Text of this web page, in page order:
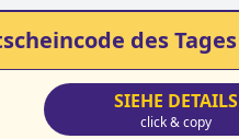
des Tages
SIEHE DETAILS
click & copy